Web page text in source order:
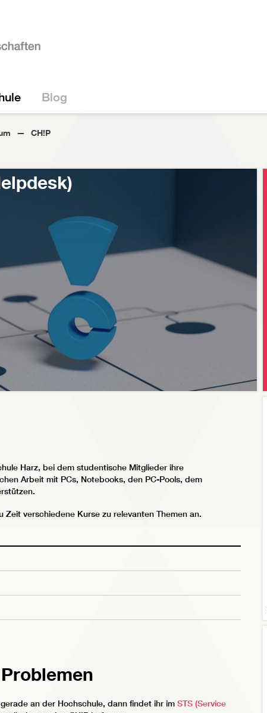
Blog
CH!P
Harz, bei dem studentische Mitglieder ihre
Arbeit mit PCs, Notebooks, den PC-Pools, dem
verschiedene Kurse zu relevanten Themen an.
an der Hochschule, dann findet ihr im STS (Service